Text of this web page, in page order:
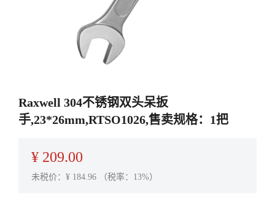
Raxwell 304不锈钢双头呆扳
手,23*26mm,RTSO1026,售卖规格：1把
¥ 209.00
未税价：¥ 184.96 （税率：13%）